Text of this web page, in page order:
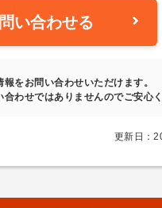
い合わせる
報をお問い合わせいただけます。
わせではありませんのでご安心く
更新日：